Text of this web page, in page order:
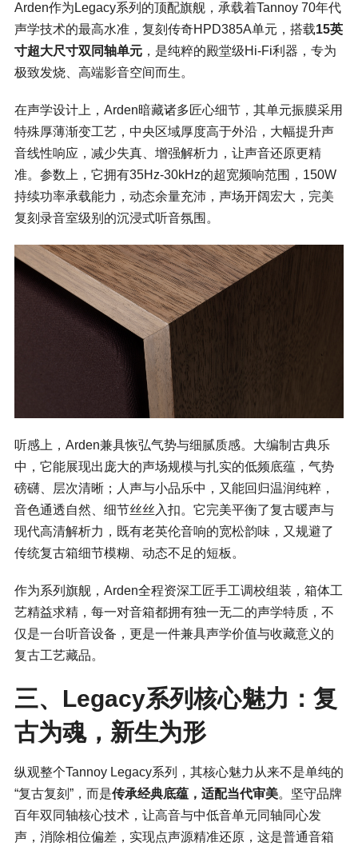
Arden作为Legacy系列的顶配旗舰，承载着Tannoy 70年代
声学技术的最高水准，复刻传奇HPD385A单元，搭载15英
寸超大尺寸双同轴单元，是纯粹的殿堂级Hi-Fi利器，专为
极致发烧、高端影音空间而生。
在声学设计上，Arden暗藏诸多匠心细节，其单元振膜采用
特殊厚薄渐变工艺，中央区域厚度高于外沿，大幅提升声
音线性响应，减少失真、增强解析力，让声音还原更精
准。参数上，它拥有35Hz-30kHz的超宽频响范围，150W
持续功率承载能力，动态余量充沛，声场开阔宏大，完美
复刻录音室级别的沉浸式听音氛围。
听感上，Arden兼具恢弘气势与细腻质感。大编制古典乐
中，它能展现出庞大的声场规模与扎实的低频底蕴，气势
磅礴、层次清晰；人声与小品乐中，又能回归温润纯粹，
音色通透自然、细节丝丝入扣。它完美平衡了复古暖声与
现代高清解析力，既有老英伦音响的宽松韵味，又规避了
传统复古箱细节模糊、动态不足的短板。
作为系列旗舰，Arden全程资深工匠手工调校组装，箱体工
艺精益求精，每一对音箱都拥有独一无二的声学特质，不
仅是一台听音设备，更是一件兼具声学价值与收藏意义的
复古工艺藏品。
三、Legacy系列核心魅力：复
古为魂，新生为形
纵观整个Tannoy Legacy系列，其核心魅力从来不是单纯的
“复古复刻”，而是传承经典底蕴，适配当代审美。坚守品牌
百年双同轴核心技术，让高音与中低音单元同轴同心发
声，消除相位偏差，实现点声源精准还原，这是普通音箱